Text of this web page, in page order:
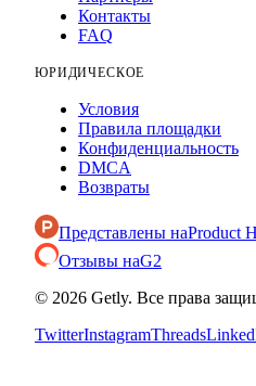
Контакты
FAQ
ЮРИДИЧЕСКОЕ
Условия
Правила площадки
Конфиденциальность
DMCA
Возвраты
Представлены наProduct
Отзывы наG2
© 2026 Getly. Все права
TwitterInstagramThreads